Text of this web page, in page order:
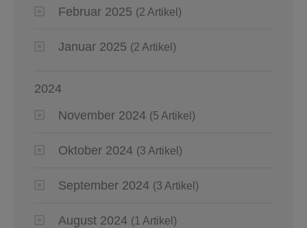
Februar 2025 (2 Artikel)
Januar 2025 (2 Artikel)
2024
November 2024 (5 Artikel)
Oktober 2024 (3 Artikel)
September 2024 (3 Artikel)
August 2024 (1 Artikel)